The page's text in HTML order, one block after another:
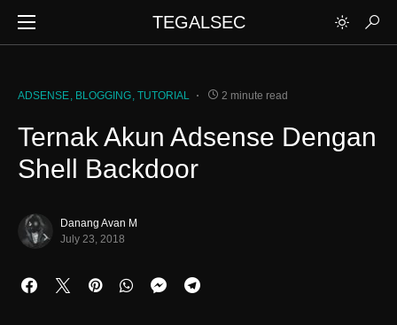
TEGALSEC
ADSENSE BLOGGING TUTORIAL 2 minute read
Ternak Akun Adsense Dengan
Shell Backdoor
Danang Avan M
July 23, 2018